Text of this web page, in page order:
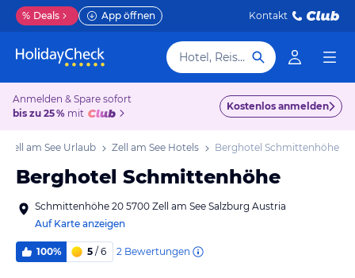
% Deals App öffnen Kontakt
Hotel, Reiseziel
Anmelden & Spare sofort
bis zu 25 % mit
Kostenlos anmelden
Zell am See Urlaub Zell am See Hotels Berghotel Schmittenhöhe
Berghotel Schmittenhöhe
Schmittenhöhe 20 5700 Zell am See Salzburg Austria
Auf Karte anzeigen
100% 5 / 6 2 Bewertungen